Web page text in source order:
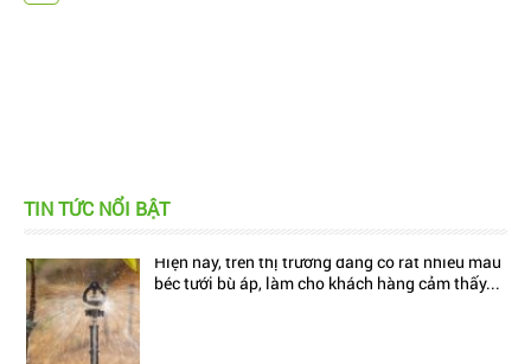
TIN TỨC NỔI BẬT
béc tưới bù áp, làm cho khách hàng cảm thấy...